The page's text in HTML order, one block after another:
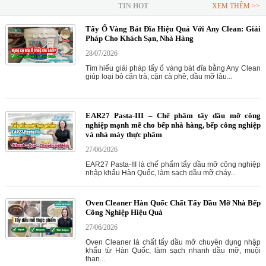
TIN HOT XEM THÊM >>
Tẩy Ố Vàng Bát Đĩa Hiệu Quả Với Any Clean: Giải
Pháp Cho Khách Sạn, Nhà Hàng
28/07/2026
Tìm hiểu giải pháp tẩy ố vàng bát đĩa bằng Any Clean
giúp loại bỏ cặn trà, cặn cà phê, dầu mỡ lâu...
EAR27 Pasta-III – Chế phẩm tẩy dầu mỡ công
nghiệp mạnh mẽ cho bếp nhà hàng, bếp công nghiệp
và nhà máy thực phẩm
27/06/2026
EAR27 Pasta-III là chế phẩm tẩy dầu mỡ công nghiệp
nhập khẩu Hàn Quốc, làm sạch dầu mỡ cháy...
Oven Cleaner Hàn Quốc Chất Tẩy Dầu Mỡ Nhà Bếp
Công Nghiệp Hiệu Quả
27/06/2026
Oven Cleaner là chất tẩy dầu mỡ chuyên dụng nhập
khẩu từ Hàn Quốc, làm sạch nhanh dầu mỡ, muội
than...